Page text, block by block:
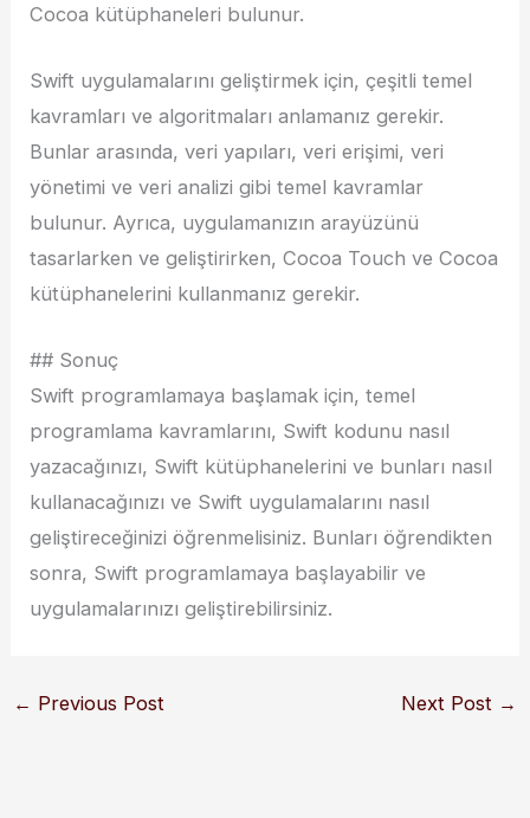
Cocoa kütüphaneleri bulunur.
Swift uygulamalarını geliştirmek için, çeşitli temel
kavramları ve algoritmaları anlamanız gerekir.
Bunlar arasında, veri yapıları, veri erişimi, veri
yönetimi ve veri analizi gibi temel kavramlar
bulunur. Ayrıca, uygulamanızın arayüzünü
tasarlarken ve geliştirirken, Cocoa Touch ve Cocoa
kütüphanelerini kullanmanız gerekir.
## Sonuç
Swift programlamaya başlamak için, temel
programlama kavramlarını, Swift kodunu nasıl
yazacağınızı, Swift kütüphanelerini ve bunları nasıl
kullanacağınızı ve Swift uygulamalarını nasıl
geliştireceğinizi öğrenmelisiniz. Bunları öğrendikten
sonra, Swift programlamaya başlayabilir ve
uygulamalarınızı geliştirebilirsiniz.
← Previous Post Next Post →